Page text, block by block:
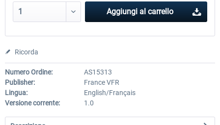
Aggiungi al carrello
Ricorda
Numero Ordine:
AS15313
Publisher:
France VFR
Lingua:
English/Français
Versione corrente:
1.0